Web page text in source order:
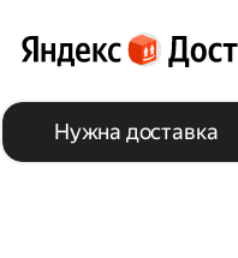
Нужна доставка